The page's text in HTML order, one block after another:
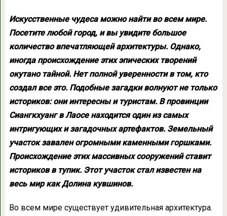
Искусственные чудеса можно найти во всем мире.
Посетите любой город, и вы увидите большое
количество впечатляющей архитектуры. Однако,
иногда происхождение этих эпических творений
окутано тайной. Нет полной уверенности в том, кто
создал все это. Подобные загадки волнуют не только
историков: они интересны и туристам. В провинции
Сиангкхуанг в Лаосе находится один из самых
интригующих и загадочных артефактов. Земельный
участок завален огромными каменными горшками.
Происхождение этих массивных сооружений ставит
историков в тупик. Этот участок стал известен на
весь мир как Долина кувшинов.
Во всем мире существует удивительная архитектура.